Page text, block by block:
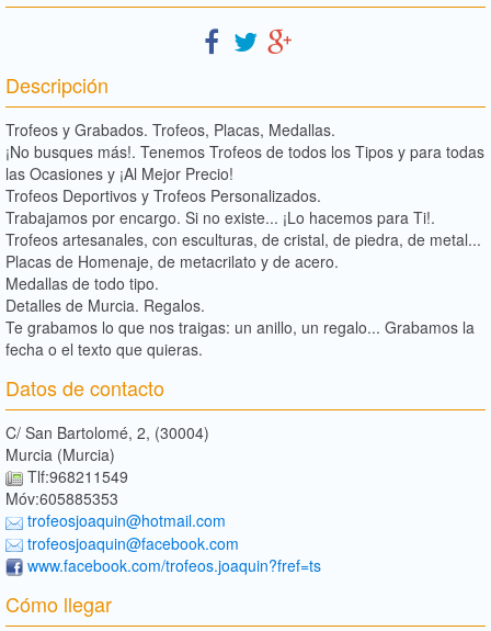
Descripción
Trofeos y Grabados. Trofeos, Placas, Medallas.
¡No busques más!. Tenemos Trofeos de todos los Tipos y para todas
las Ocasiones y ¡Al Mejor Precio!
Trofeos Deportivos y Trofeos Personalizados.
Trabajamos por encargo. Si no existe... ¡Lo hacemos para Ti!.
Trofeos artesanales, con esculturas, de cristal, de piedra, de metal...
Placas de Homenaje, de metacrilato y de acero.
Medallas de todo tipo.
Detalles de Murcia. Regalos.
Te grabamos lo que nos traigas: un anillo, un regalo... Grabamos la
fecha o el texto que quieras.
Datos de contacto
C/ San Bartolomé, 2, (30004)
Murcia (Murcia)
Tlf:968211549
Móv:605885353
trofeosjoaquin@hotmail.com
trofeosjoaquin@facebook.com
www.facebook.com/trofeos.joaquin?fref=ts
Cómo llegar